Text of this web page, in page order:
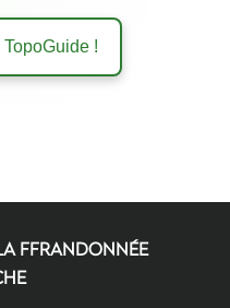
!
FFRANDONNÉE